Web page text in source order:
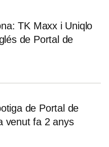
TK Maxx i Uniqlo
de Portal de
de Portal de
venut fa 2 anys